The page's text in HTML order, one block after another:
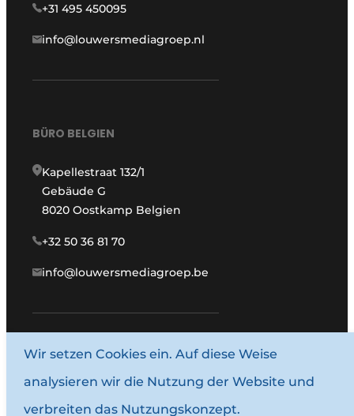
+31 495 450095
info@louwersmediagroep.nl
BÜRO BELGIEN
Kapellestraat 132/1
Gebäude G
8020 Oostkamp Belgien
+32 50 36 81 70
info@louwersmediagroep.be
www.louwersmediagroep.com
© 1987–2026 Louwersmediagroep.
Allgemeine Bedingungen und Konditionen
Wir setzen Cookies ein. Auf diese Weise
analysieren wir die Nutzung der Website und
verbreiten das Nutzungskonzept.